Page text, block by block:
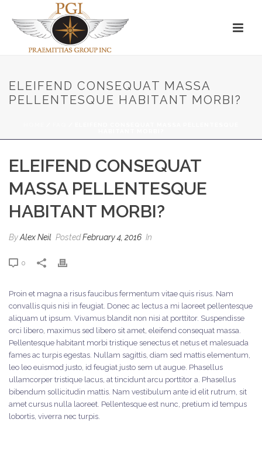
ELEIFEND CONSEQUAT MASSA
PELLENTESQUE HABITANT MORBI?
ELEIFEND CONSEQUAT
MASSA PELLENTESQUE
HABITANT MORBI?
ByAlex Neil PostedFebruary 4, 2016 In
0
Proin et magna a risus faucibus fermentum vitae quis risus. Nam
convallis quis nisi in feugiat. Donec ac lectus a mi laoreet pellentesque
aliquam ut ipsum. Vivamus blandit non nisi at porttitor. Suspendisse
orci libero, maximus sed libero sit amet, eleifend consequat massa.
Pellentesque habitant morbi tristique senectus et netus et malesuada
fames ac turpis egestas. Nullam sagittis, diam sed mattis elementum,
leo leo euismod justo, id feugiat justo sem ut augue. Phasellus
ullamcorper tristique lacus, at tincidunt arcu porttitor a. Phasellus
bibendum sollicitudin mattis. Nam vestibulum ante id elit rutrum, sit
amet cursus nulla laoreet. Pellentesque est nunc, pretium id tempus
lobortis, viverra nec turpis.